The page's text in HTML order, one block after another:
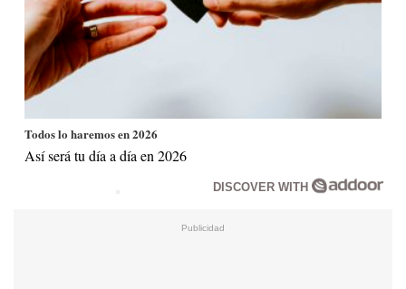
Todos lo haremos en 2026
Así será tu día a día en 2026
DISCOVER WITH